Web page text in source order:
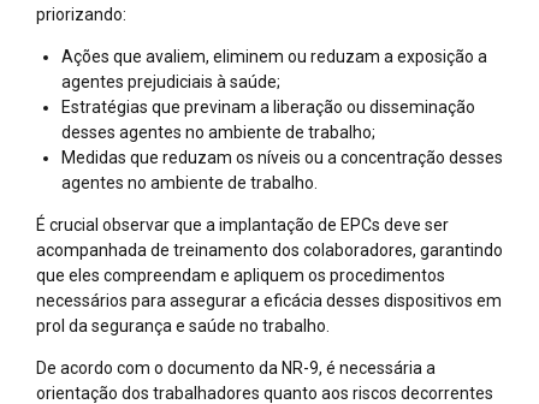
priorizando:
Ações que avaliem, eliminem ou reduzam a exposição a
agentes prejudiciais à saúde;
Estratégias que previnam a liberação ou disseminação
desses agentes no ambiente de trabalho;
Medidas que reduzam os níveis ou a concentração desses
agentes no ambiente de trabalho.
É crucial observar que a implantação de EPCs deve ser
acompanhada de treinamento dos colaboradores, garantindo
que eles compreendam e apliquem os procedimentos
necessários para assegurar a eficácia desses dispositivos em
prol da segurança e saúde no trabalho.
De acordo com o documento da NR-9, é necessária a
orientação dos trabalhadores quanto aos riscos decorrentes